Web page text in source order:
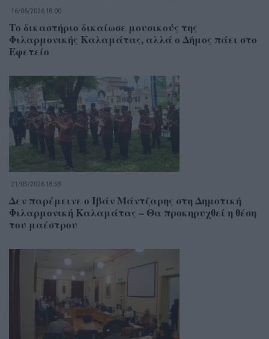
16/06/2026 18:00
Το δικαστήριο δικαίωσε μουσικούς της
Φιλαρμονικής Καλαμάτας, αλλά ο Δήμος πάει στο
Εφετείο
21/05/2026 18:58
Δεν παρέμεινε ο Ιβάν Μάντζαρης στη Δημοτική
Φιλαρμονική Καλαμάτας – Θα προκηρυχθεί η θέση
του μαέστρου